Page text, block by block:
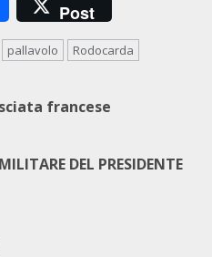
Post
pallavolo Rodocarda
francese
DEL PRESIDENTE